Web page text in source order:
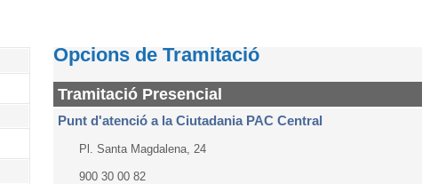
Opcions de Tramitació
Tramitació Presencial
Punt d'atenció a la Ciutadania PAC Central
Pl. Santa Magdalena, 24
900 30 00 82